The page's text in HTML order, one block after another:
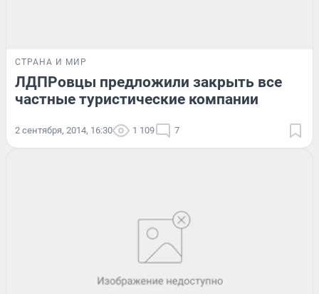
СТРАНА И МИР
ЛДПРовцы предложили закрыть все
частные туристические компании
2 сентября, 2014, 16:30 1 109 7